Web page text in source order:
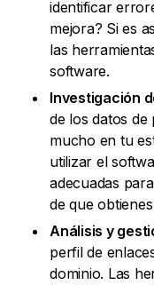
identificar
mejora? Si es
las
software.
Investigación
de los datos
mucho en tu
utilizar el
adecuadas
de que
Análisis y
perfil de
dominio. Las